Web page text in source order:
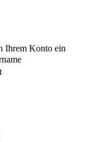
Ihrem Konto ein